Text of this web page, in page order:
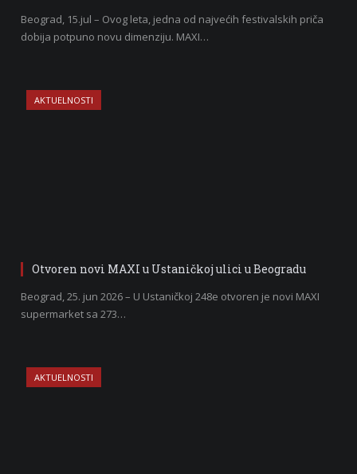
Beograd, 15.jul – Ovog leta, jedna od najvećih festivalskih priča
dobija potpuno novu dimenziju. MAXI…
AKTUELNOSTI
Otvoren novi MAXI u Ustaničkoj ulici u Beogradu
Beograd, 25. jun 2026 – U Ustaničkoj 248e otvoren je novi MAXI
supermarket sa 273…
AKTUELNOSTI